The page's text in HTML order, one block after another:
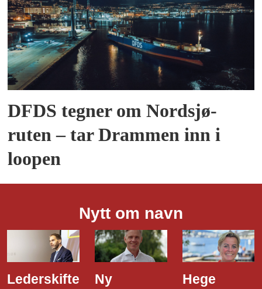
DFDS tegner om Nordsjø-
ruten – tar Drammen inn i
loopen
Nytt om navn
Ny
Hege
Dette er